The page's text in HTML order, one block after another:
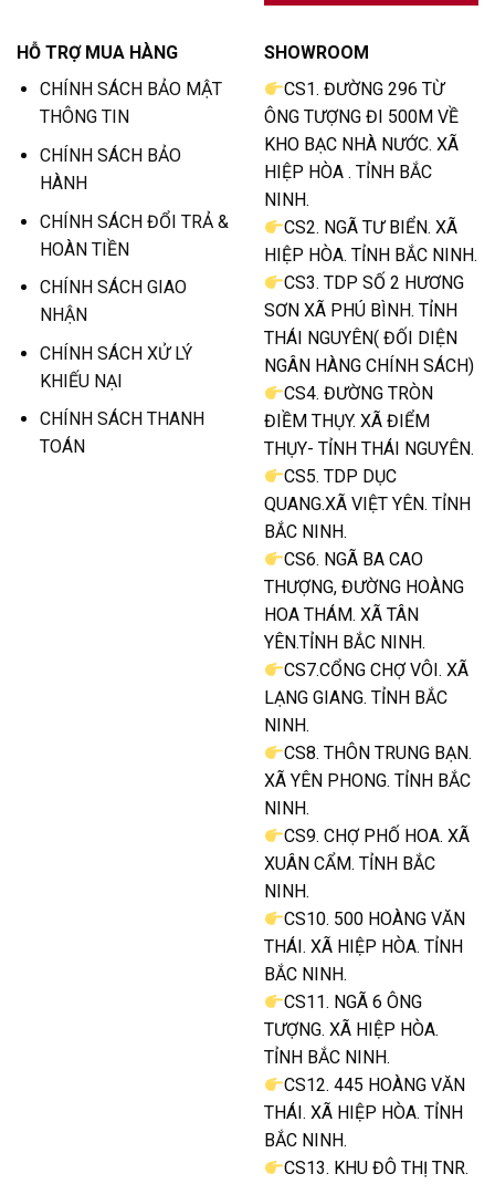
HỖ TRỢ MUA HÀNG
CHÍNH SÁCH BẢO MẬT
THÔNG TIN
CHÍNH SÁCH BẢO
HÀNH
CHÍNH SÁCH ĐỔI TRẢ &
HOÀN TIỀN
CHÍNH SÁCH GIAO
NHẬN
CHÍNH SÁCH XỬ LÝ
KHIẾU NẠI
CHÍNH SÁCH THANH
TOÁN
SHOWROOM
CS1. ĐƯỜNG 296 TỪ
ÔNG TƯỢNG ĐI 500M VỀ
KHO BẠC NHÀ NƯỚC. XÃ
HIỆP HÒA . TỈNH BẮC
NINH.
CS2. NGÃ TƯ BIỂN. XÃ
HIỆP HÒA. TỈNH BẮC NINH.
CS3. TDP SỐ 2 HƯƠNG
SƠN XÃ PHÚ BÌNH. TỈNH
THÁI NGUYÊN( ĐỐI DIỆN
NGÂN HÀNG CHÍNH SÁCH)
CS4. ĐƯỜNG TRÒN
ĐIỀM THỤY. XÃ ĐIỂM
THỤY- TỈNH THÁI NGUYÊN.
CS5. TDP DỤC
QUANG.XÃ VIỆT YÊN. TỈNH
BẮC NINH.
CS6. NGÃ BA CAO
THƯỢNG, ĐƯỜNG HOÀNG
HOA THÁM. XÃ TÂN
YÊN.TỈNH BẮC NINH.
CS7.CỔNG CHỢ VÔI. XÃ
LẠNG GIANG. TỈNH BẮC
NINH.
CS8. THÔN TRUNG BẠN.
XÃ YÊN PHONG. TỈNH BẮC
NINH.
CS9. CHỢ PHỐ HOA. XÃ
XUÂN CẨM. TỈNH BẮC
NINH.
CS10. 500 HOÀNG VĂN
THÁI. XÃ HIỆP HÒA. TỈNH
BẮC NINH.
CS11. NGÃ 6 ÔNG
TƯỢNG. XÃ HIỆP HÒA.
TỈNH BẮC NINH.
CS12. 445 HOÀNG VĂN
THÁI. XÃ HIỆP HÒA. TỈNH
BẮC NINH.
CS13. KHU ĐÔ THỊ TNR.